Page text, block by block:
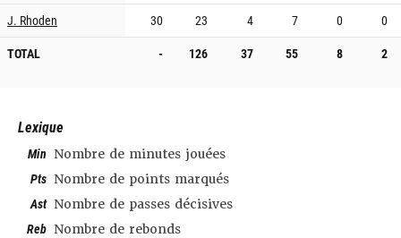
J. Rhoden
30 23 4 7 0
0
TOTAL
- 126 37 55 8 2
Lexique
Min Nombre de minutes jouées
Pts Nombre de points marqués
Ast Nombre de passes décisives
Reb Nombre de rebonds